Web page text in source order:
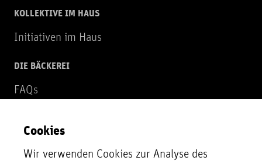
KOLLEKTIVE IM HAUS
Initiativen im Haus
DIE BÄCKEREI
FAQs
NEWSLETTER
Zur Newsletter Anmeldung
Cookies
Wir verwenden Cookies zur Analyse des